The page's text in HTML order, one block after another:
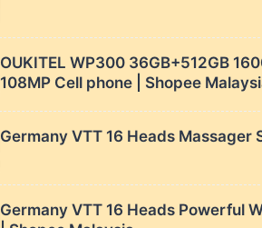
OUKITEL WP300 36GB+512GB
108MP Cell phone | Shopee
Germany VTT 16 Heads Massager
Germany VTT 16 Heads Powerful